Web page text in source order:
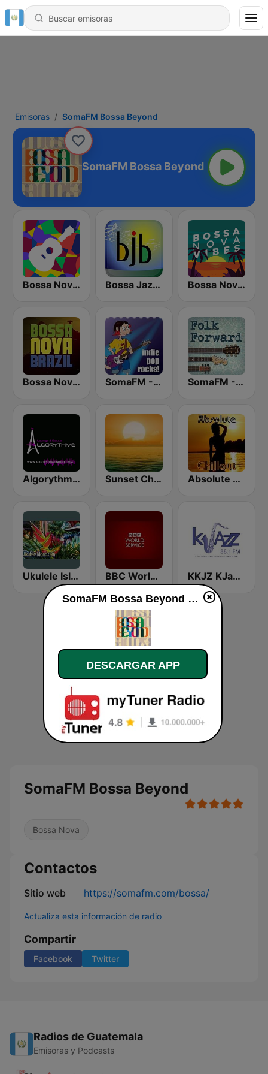
Emisoras SomaFM Bossa Beyond
SomaFM Bossa Beyond
Bossa Nova Hits Radio Bossa Jazz Brasil Bossa Nova Vibes
Bossa Nova Brazil SomaFM - Indie Pop Rocks! SomaFM - Folk Forward
Algorythme Lounge Bossa Sunset Chillout Lounge Absolute Chillout
Ukulele Island BBC World Service KKJZ KJazz 88.1 FM
SomaFM Bossa Beyond
Bossa Nova
Contactos
Sitio web https://somafm.com/bossa/
Actualiza esta información de radio
Compartir
Facebook Twitter
Radios de Guatemala
Emisoras y Podcasts
SomaFM Bossa Beyond en línea
DESCARGAR APP